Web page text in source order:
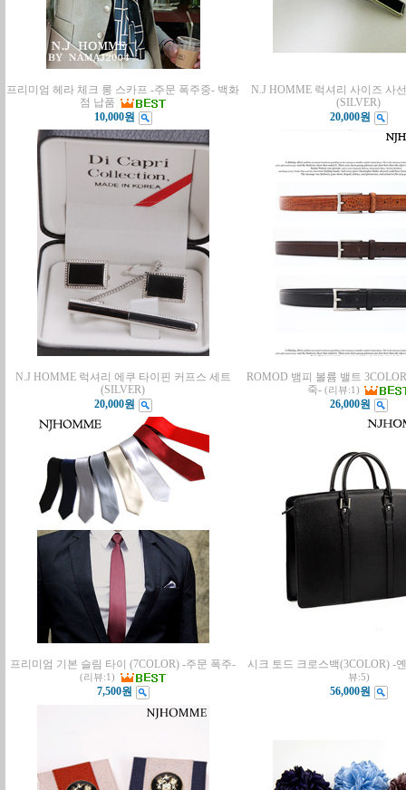
프리미엄 헤라 체크 롱 스카프 -주문 폭주중- 백화
점 납품
10,000원
N.J HOMME 럭셔리 사이즈 사
(SILVER)
20,000원
N.J HOMME 럭셔리 에쿠 타이핀 커프스 세트
(SILVER)
20,000원
ROMOD 뱀피 볼륨 밸트
죽- (리뷰:1)
26,000원
프리미엄 기본 슬림 타이 (7COLOR) -주문 폭주-
(리뷰:1)
7,500원
시크 토드 크로스백(3COLOR) -
뷰:5)
56,000원